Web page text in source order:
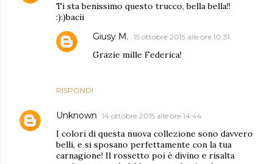
Ti sta benissimo questo trucco, bella bella!!
:):)bacii
RISPONDI
Giusy M. 15 ottobre 2015 alle ore 10:31
Grazie mille Federica!
Unknown 14 ottobre 2015 alle ore 14:44
I colori di questa nuova collezione sono davvero
belli, e si sposano perfettamente con la tua
carnagione! Il rossetto poi è divino e risalta